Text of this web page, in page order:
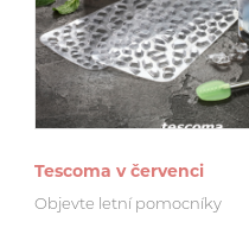
Tescoma v červenci
Objevte letní pomocníky